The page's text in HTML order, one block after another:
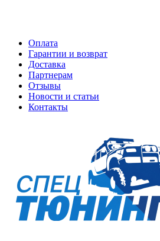
Оплата
Гарантии и возврат
Доставка
Партнерам
Отзывы
Новости и статьи
Контакты